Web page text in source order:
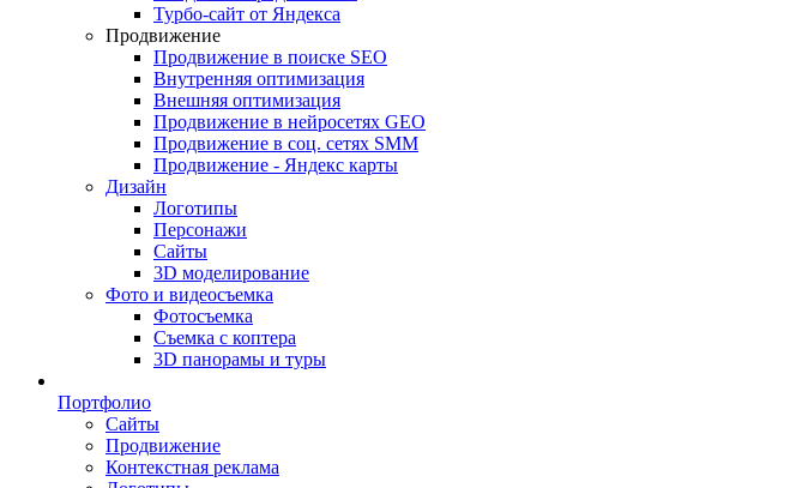
Турбо-сайт от Яндекса
Продвижение
Продвижение в поиске SEO
Внутренняя оптимизация
Внешняя оптимизация
Продвижение в нейросетях GEO
Продвижение в соц. сетях SMM
Продвижение - Яндекс карты
Дизайн
Логотипы
Персонажи
Сайты
3D моделирование
Фото и видеосъемка
Фотосъемка
Съемка с коптера
3D панорамы и туры
Портфолио
Сайты
Продвижение
Контекстная реклама